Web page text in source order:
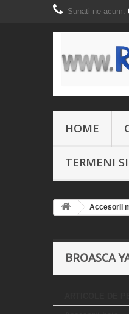
Sunati-ne acum:
HOME
TERMENI
Accesorii
BROASCA